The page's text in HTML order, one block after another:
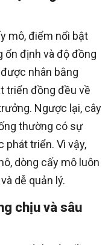
mô, điểm nổi bật
ổn định và độ đồng
nhân bằng
triển đồng đều về
Ngược lại, cây
thường có sự
triển. Vì vậy,
dòng cấy mô luôn
dễ quản lý.
chịu và sâu